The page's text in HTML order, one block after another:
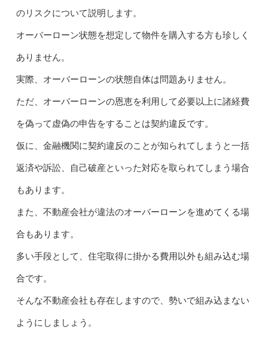
のリスクについて説明します。
オーバーローン状態を想定して物件を購入する方も珍しく
ありません。
実際、オーバーローンの状態自体は問題ありません。
ただ、オーバーローンの恩恵を利用して必要以上に諸経費
を偽って虚偽の申告をすることは契約違反です。
仮に、金融機関に契約違反のことが知られてしまうと一括
返済や訴訟、自己破産といった対応を取られてしまう場合
もあります。
また、不動産会社が違法のオーバーローンを進めてくる場
合もあります。
多い手段として、住宅取得に掛かる費用以外も組み込む場
合です。
そんな不動産会社も存在しますので、勢いで組み込まない
ようにしましょう。